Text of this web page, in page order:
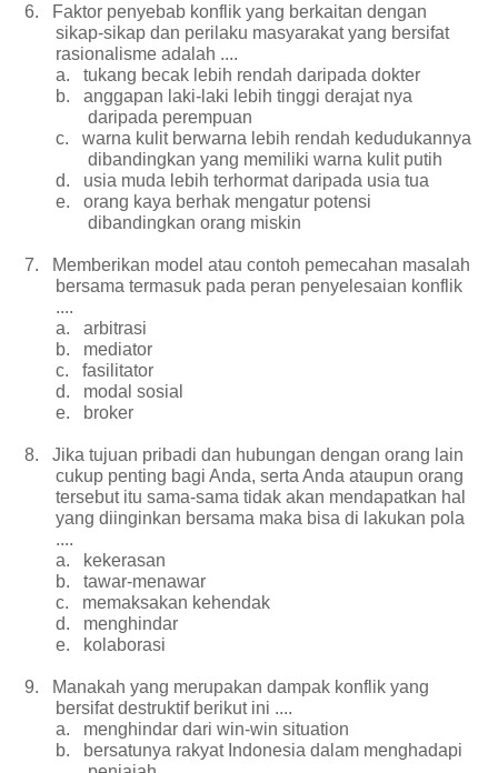
6.
Faktor penyebab konflik yang berkaitan dengan
sikap-sikap dan perilaku masyarakat yang bersifat
rasionalisme adalah ....
a.
tukang becak lebih rendah daripada dokter
b.
anggapan laki-laki lebih tinggi derajat nya
daripada perempuan
c.
warna kulit berwarna lebih rendah kedudukannya
dibandingkan yang memiliki warna kulit putih
d.
usia muda lebih terhormat daripada usia tua
e.
orang kaya berhak mengatur potensi
dibandingkan orang miskin
7.
Memberikan model atau contoh pemecahan masalah
bersama termasuk pada peran penyelesaian konflik
....
a.
arbitrasi
b.
mediator
c.
fasilitator
d.
modal sosial
e.
broker
8.
Jika tujuan pribadi dan hubungan dengan orang lain
cukup penting bagi Anda, serta Anda ataupun orang
tersebut itu sama-sama tidak akan mendapatkan hal
yang diinginkan bersama maka bisa di lakukan pola
....
a.
kekerasan
b.
tawar-menawar
c.
memaksakan kehendak
d.
menghindar
e.
kolaborasi
9.
Manakah yang merupakan dampak konflik yang
bersifat destruktif berikut ini ....
a.
menghindar dari win-win situation
b.
bersatunya rakyat Indonesia dalam menghadapi